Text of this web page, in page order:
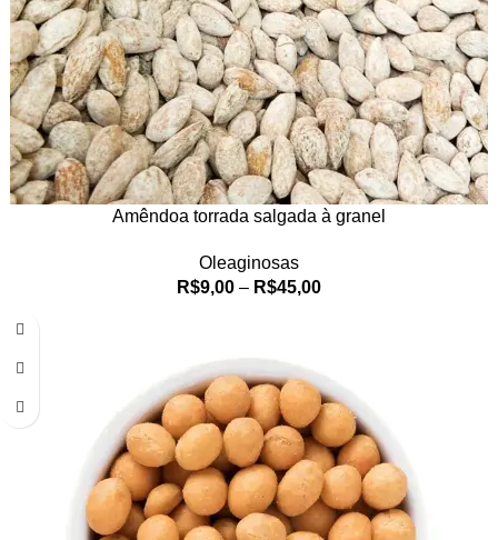
Amêndoa torrada salgada à granel
Oleaginosas
R$9,00 – R$45,00